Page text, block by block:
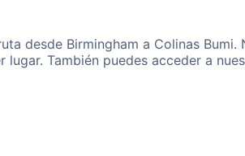
desde Birmingham a Colinas Bumi.
También puedes acceder a